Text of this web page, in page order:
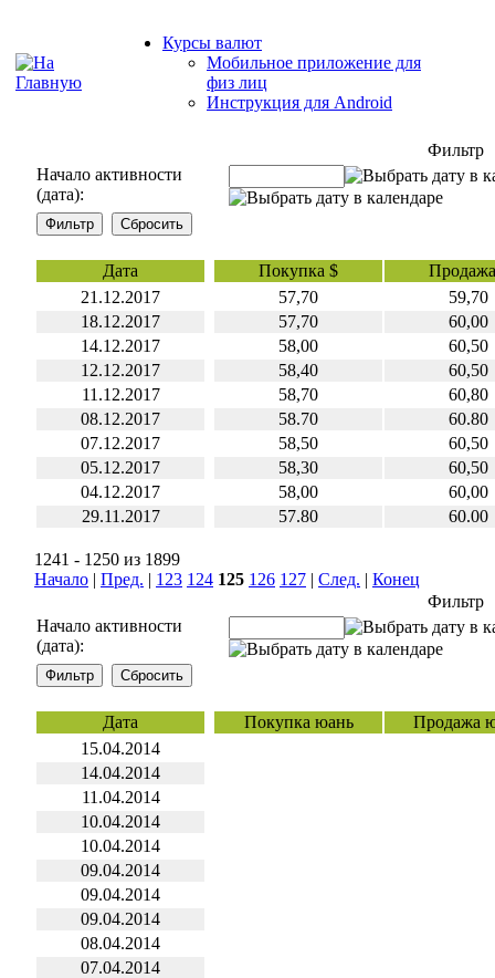
Курсы валют
Мобильное приложение для
физ лиц
Инструкция для Android
Фильтр
Начало активности
(дата):
Дата Покупка $
21.12.2017
57,70
59,70
18.12.2017
57,70
60,00
14.12.2017
58,00
60,50
12.12.2017
58,40
60,50
11.12.2017
58,70
60,80
08.12.2017
58.70
60.80
07.12.2017
58,50
60,50
05.12.2017
58,30
60,50
04.12.2017
58,00
60,00
29.11.2017
57.80 60.00
1241 - 1250 из 1899
Начало | Пред. | 123 124 125 126 127 | След. | Конец
Фильтр
Начало активности
(дата):
Дата Покупка юань
Продажа
15.04.2014
14.04.2014
11.04.2014
10.04.2014
10.04.2014
09.04.2014
09.04.2014
09.04.2014
08.04.2014
07.04.2014